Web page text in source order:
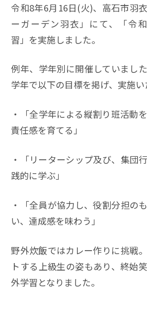
令和8年6月16日(火)、高石市羽
ーガーデン羽衣」にて、「令
習」を実施しました。
例年、学年別に開催していまし
学年で以下の目標を掲げ、実施い
・「全学年による縦割り班活動
責任感を育てる」
・「リーターシップ及び、集団
践的に学ぶ」
・「全員が協力し、役割分担の
い、達成感を味わう」
野外炊飯ではカレー作りに挑戦
トする上級生の姿もあり、終始
外学習となりました。